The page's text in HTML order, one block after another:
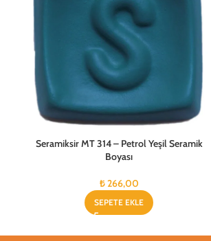
Seramiksir MT 314 – Petrol Yeşil Seramik
Boyası
₺266,00
SEPETE EKLE